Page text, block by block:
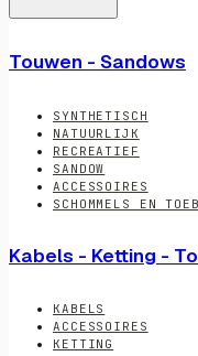
Touwen - Sandows
SYNTHETISCH
NATUURLIJK
RECREATIEF
SANDOW
ACCESSOIRES
SCHOMMELS EN
Kabels - Ketting -
KABELS
ACCESSOIRES
KETTING